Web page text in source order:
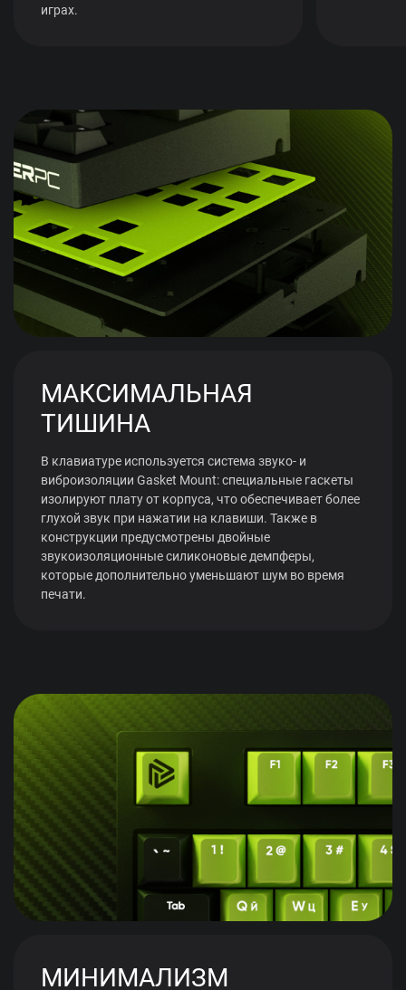
играх.
МАКСИМАЛЬНАЯ
ТИШИНА
В клавиатуре используется система звуко- и
виброизоляции Gasket Mount: специальные гаскеты
изолируют плату от корпуса, что обеспечивает более
глухой звук при нажатии на клавиши. Также в
конструкции предусмотрены двойные
звукоизоляционные силиконовые демпферы,
которые дополнительно уменьшают шум во время
печати.
МИНИМАЛИЗМ